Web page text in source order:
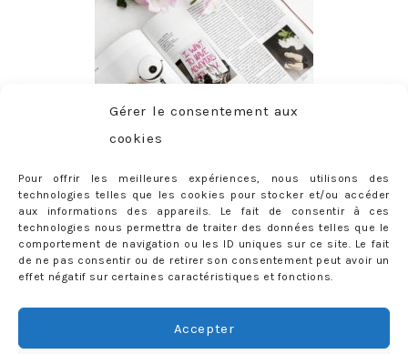
Gérer le consentement aux
cookies
Pour offrir les meilleures expériences, nous utilisons des
technologies telles que les cookies pour stocker et/ou accéder
aux informations des appareils. Le fait de consentir à ces
technologies nous permettra de traiter des données telles que le
comportement de navigation ou les ID uniques sur ce site. Le fait
de ne pas consentir ou de retirer son consentement peut avoir un
effet négatif sur certaines caractéristiques et fonctions.
Accepter
ABONNEMENT
Adresse